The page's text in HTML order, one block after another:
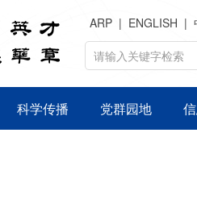
ARP ENGLISH
科学传播 党群园地